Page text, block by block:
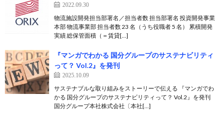
2022.09.30
物流施設開発担当部署名／担当者数 担当部署名 投資開発事業
本部 物流事業部 担当者数 23 名（うち役職者 5 名） 累積開発
実績 総保管面積（＝賃貸[…]
『マンガでわかる 国分グループのサステナビリティ
って？ Vol.2』を発刊
2025.10.09
サステナブルな取り組みをストーリーで伝える 『マンガでわ
かる 国分グループのサステナビリティって？ Vol.2』を発刊
国分グループ本社株式会社〔本社[…]